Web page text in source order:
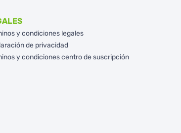
y condiciones legales
de privacidad
y condiciones centro de suscripción